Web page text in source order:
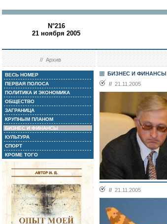
N°216
21 ноября 2005
//Архив
ВЕСЬ НОМЕР
ПЕРВАЯ ПОЛОСА
ПОЛИТИКА И ЭКОНОМИКА
ОБЩЕСТВО
ЗАГРАНИЦА
КРУПНЫМ ПЛАНОМ
БИЗНЕС И ФИНАНСЫ
КУЛЬТУРА
СПОРТ
КРОМЕ ТОГО
БИЗНЕС И ФИНАНСЫ
// 21.11.2005
// 21.11.2005